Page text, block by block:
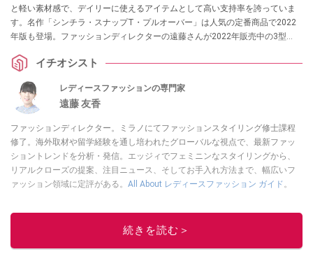
と軽い素材感で、デイリーに使えるアイテムとして高い支持率を誇っていま
す。名作「シンチラ・スナップT・プルオーバー」は人気の定番商品で2022
年版も登場。ファッションディレクターの遠藤さんが2022年販売中の3型
します。イチオシスト
レディースファッションの専門家
遠藤 友香
ファッションディレクター。ミラノにてファッションスタイリング修士課程
修了。海外取材や留学経験を通し培われたグローバルな視点で、最新ファッ
ショントレンドを分析・発信。エッジィでフェミニンなスタイリングから、
リアルクローズの提案、注目ニュース、そしてお手入れ方法まで、幅広いフ
ァッション領域に定評がある。 All About レディースファッション ガイド。
続きを読む＞